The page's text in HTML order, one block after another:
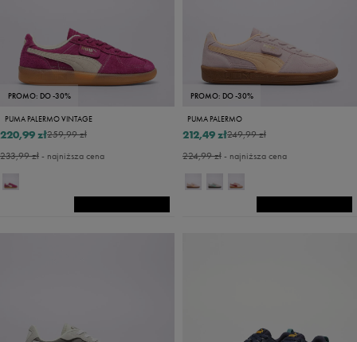
PROMO: DO -30%
PUMA PALERMO VINTAGE
259,99 zł
220,99 zł
233,99 zł- najniższa cena
PROMO: DO -30%
PUMA PALERMO
249,99 zł
212,49 zł
224,99 zł- najniższa cena